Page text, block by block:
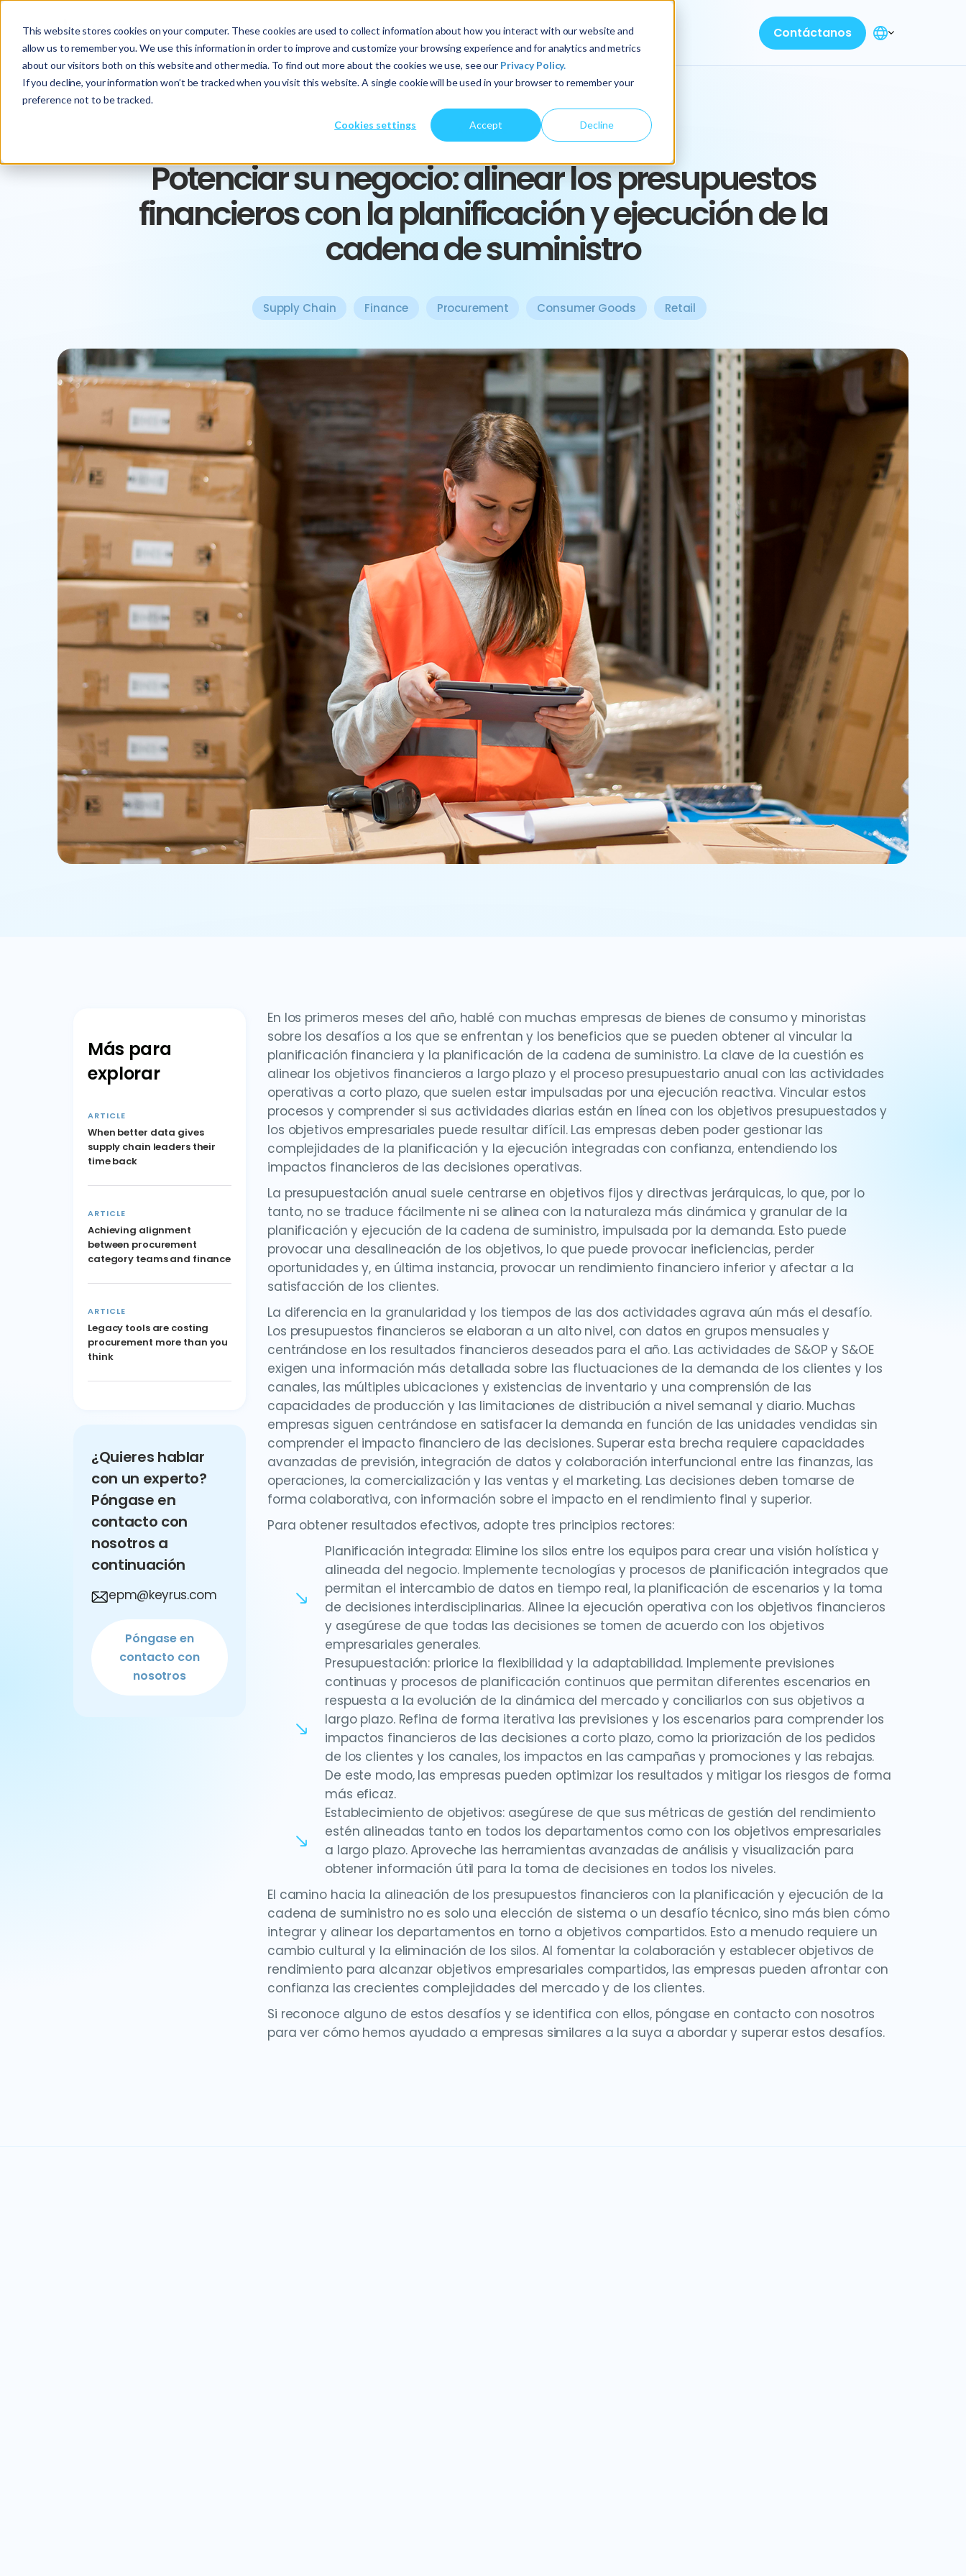
This website stores cookies on your computer. These cookies are used to collect information about how you interact with our website and
allow us to remember you. We use this information in order to improve and customize your browsing experience and for analytics and metrics
about our visitors both on this website and other media. To find out more about the cookies we use, see our Privacy Policy.
If you decline, your information won’t be tracked when you visit this website. A single cookie will be used in your browser to remember your
preference not to be tracked.
Cookies settings Accept Decline
Acerca de nosotros Servicios Perspectivas Contáctanos
ARTICLE
Potenciar su negocio: alinear los presupuestos
financieros con la planificación y ejecución de la
cadena de suministro
Supply Chain Finance Procurement Consumer Goods Retail
Más para
explorar
ARTICLE
When better data gives
supply chain leaders their
time back
ARTICLE
Achieving alignment
between procurement
category teams and finance
ARTICLE
Legacy tools are costing
procurement more than you
think
¿Quieres hablar
con un experto?
Póngase en
contacto con
nosotros a
continuación
epm@keyrus.com
Póngase en
contacto con
nosotros
En los primeros meses del año, hablé con muchas empresas de bienes de consumo y minoristas
sobre los desafíos a los que se enfrentan y los beneficios que se pueden obtener al vincular la
planificación financiera y la planificación de la cadena de suministro. La clave de la cuestión es
alinear los objetivos financieros a largo plazo y el proceso presupuestario anual con las actividades
operativas a corto plazo, que suelen estar impulsadas por una ejecución reactiva. Vincular estos
procesos y comprender si sus actividades diarias están en línea con los objetivos presupuestados y
los objetivos empresariales puede resultar difícil. Las empresas deben poder gestionar las
complejidades de la planificación y la ejecución integradas con confianza, entendiendo los
impactos financieros de las decisiones operativas.
La presupuestación anual suele centrarse en objetivos fijos y directivas jerárquicas, lo que, por lo
tanto, no se traduce fácilmente ni se alinea con la naturaleza más dinámica y granular de la
planificación y ejecución de la cadena de suministro, impulsada por la demanda. Esto puede
provocar una desalineación de los objetivos, lo que puede provocar ineficiencias, perder
oportunidades y, en última instancia, provocar un rendimiento financiero inferior y afectar a la
satisfacción de los clientes.
La diferencia en la granularidad y los tiempos de las dos actividades agrava aún más el desafío.
Los presupuestos financieros se elaboran a un alto nivel, con datos en grupos mensuales y
centrándose en los resultados financieros deseados para el año. Las actividades de S&OP y S&OE
exigen una información más detallada sobre las fluctuaciones de la demanda de los clientes y los
canales, las múltiples ubicaciones y existencias de inventario y una comprensión de las
capacidades de producción y las limitaciones de distribución a nivel semanal y diario. Muchas
empresas siguen centrándose en satisfacer la demanda en función de las unidades vendidas sin
comprender el impacto financiero de las decisiones. Superar esta brecha requiere capacidades
avanzadas de previsión, integración de datos y colaboración interfuncional entre las finanzas, las
operaciones, la comercialización y las ventas y el marketing. Las decisiones deben tomarse de
forma colaborativa, con información sobre el impacto en el rendimiento final y superior.
Para obtener resultados efectivos, adopte tres principios rectores:
Planificación integrada: Elimine los silos entre los equipos para crear una visión holística y
alineada del negocio. Implemente tecnologías y procesos de planificación integrados que
permitan el intercambio de datos en tiempo real, la planificación de escenarios y la toma
de decisiones interdisciplinarias. Alinee la ejecución operativa con los objetivos financieros
y asegúrese de que todas las decisiones se tomen de acuerdo con los objetivos
empresariales generales.
Presupuestación: priorice la flexibilidad y la adaptabilidad. Implemente previsiones
continuas y procesos de planificación continuos que permitan diferentes escenarios en
respuesta a la evolución de la dinámica del mercado y conciliarlos con sus objetivos a
largo plazo. Refina de forma iterativa las previsiones y los escenarios para comprender los
impactos financieros de las decisiones a corto plazo, como la priorización de los pedidos
de los clientes y los canales, los impactos en las campañas y promociones y las rebajas.
De este modo, las empresas pueden optimizar los resultados y mitigar los riesgos de forma
más eficaz.
Establecimiento de objetivos: asegúrese de que sus métricas de gestión del rendimiento
estén alineadas tanto en todos los departamentos como con los objetivos empresariales
a largo plazo. Aproveche las herramientas avanzadas de análisis y visualización para
obtener información útil para la toma de decisiones en todos los niveles.
El camino hacia la alineación de los presupuestos financieros con la planificación y ejecución de la
cadena de suministro no es solo una elección de sistema o un desafío técnico, sino más bien cómo
integrar y alinear los departamentos en torno a objetivos compartidos. Esto a menudo requiere un
cambio cultural y la eliminación de los silos. Al fomentar la colaboración y establecer objetivos de
rendimiento para alcanzar objetivos empresariales compartidos, las empresas pueden afrontar con
confianza las crecientes complejidades del mercado y de los clientes.
Si reconoce alguno de estos desafíos y se identifica con ellos, póngase en contacto con nosotros
para ver cómo hemos ayudado a empresas similares a la suya a abordar y superar estos desafíos.